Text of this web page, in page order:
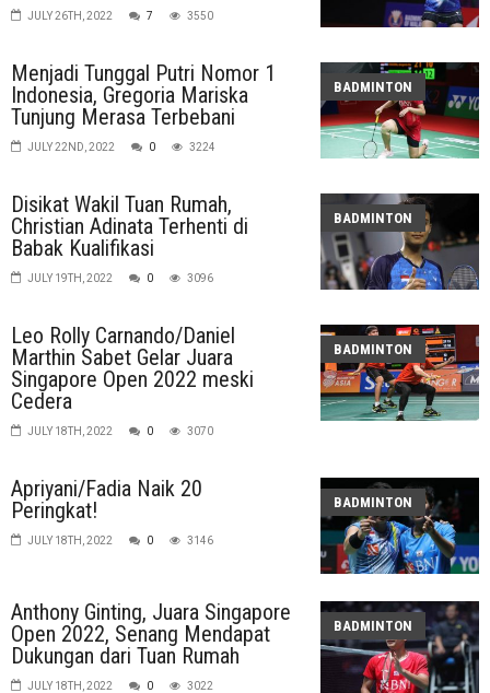
JULY 26TH, 2022 7 3550
BADMINTON
Menjadi Tunggal Putri Nomor 1
Indonesia, Gregoria Mariska
Tunjung Merasa Terbebani
JULY 22ND, 2022 0 3224
BADMINTON
Disikat Wakil Tuan Rumah,
Christian Adinata Terhenti di
Babak Kualifikasi
JULY 19TH, 2022 0 3096
BADMINTON
Leo Rolly Carnando/Daniel
Marthin Sabet Gelar Juara
Singapore Open 2022 meski
Cedera
JULY 18TH, 2022 0 3070
BADMINTON
Apriyani/Fadia Naik 20
Peringkat!
JULY 18TH, 2022 0 3146
BADMINTON
Anthony Ginting, Juara Singapore
Open 2022, Senang Mendapat
Dukungan dari Tuan Rumah
JULY 18TH, 2022 0 3022